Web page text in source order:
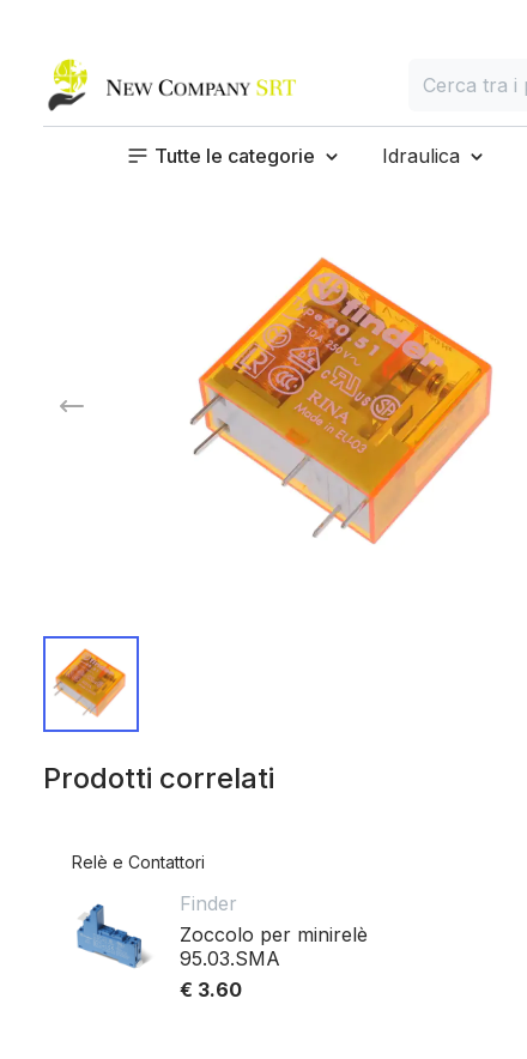
Home page
Tutte le categorie Idraulica
Prodotti correlati
Relè e Contattori
Finder
Zoccolo per minirelè
95.03.SMA
€ 3.60